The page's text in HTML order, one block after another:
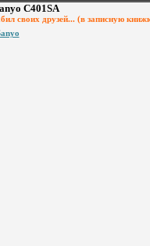
C401SA
своих друзей... (в записную